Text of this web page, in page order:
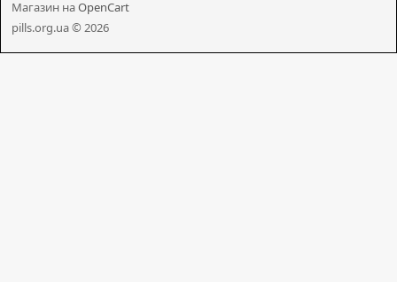
Магазин наOpenCart
pills.org.ua © 2026